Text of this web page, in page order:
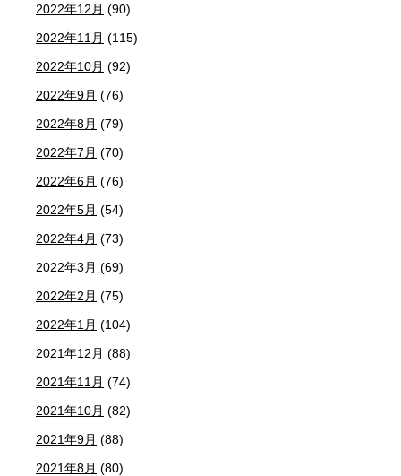
2022年12月 (90)
2022年11月 (115)
2022年10月 (92)
2022年9月 (76)
2022年8月 (79)
2022年7月 (70)
2022年6月 (76)
2022年5月 (54)
2022年4月 (73)
2022年3月 (69)
2022年2月 (75)
2022年1月 (104)
2021年12月 (88)
2021年11月 (74)
2021年10月 (82)
2021年9月 (88)
2021年8月 (80)